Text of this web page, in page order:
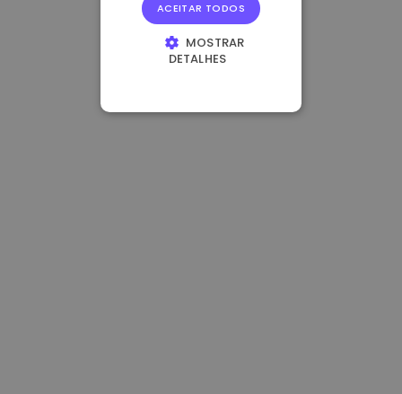
ACEITAR TODOS
MOSTRAR
DETALHES